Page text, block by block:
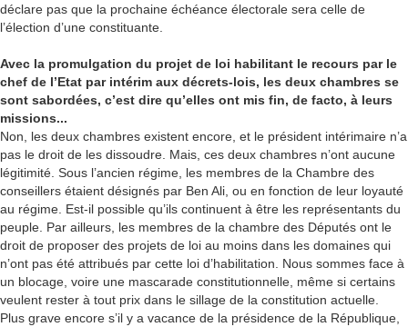
déclare pas que la prochaine échéance électorale sera celle de
l’élection d’une constituante.
Avec la promulgation du projet de loi habilitant le recours par le
chef de l’Etat par intérim aux décrets-lois, les deux chambres se
sont sabordées, c’est dire qu’elles ont mis fin, de facto, à leurs
missions...
Non, les deux chambres existent encore, et le président intérimaire n’a
pas le droit de les dissoudre. Mais, ces deux chambres n’ont aucune
légitimité. Sous l’ancien régime, les membres de la Chambre des
conseillers étaient désignés par Ben Ali, ou en fonction de leur loyauté
au régime. Est-il possible qu’ils continuent à être les représentants du
peuple. Par ailleurs, les membres de la chambre des Députés ont le
droit de proposer des projets de loi au moins dans les domaines qui
n’ont pas été attribués par cette loi d’habilitation. Nous sommes face à
un blocage, voire une mascarade constitutionnelle, même si certains
veulent rester à tout prix dans le sillage de la constitution actuelle.
Plus grave encore s’il y a vacance de la présidence de la République,